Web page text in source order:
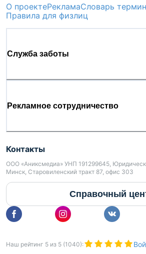
О проектеРекламаСловарь
Правила для физлиц
Служба заботы
Рекламное сотрудничество
Контакты
ООО «Аниксмедиа» УНП 191299645,
Минск, Старовиленский тракт 87, офис 303
Справочный
Наш рейтинг 5 из 5 (1040):